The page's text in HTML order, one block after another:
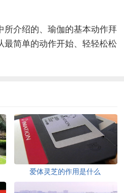
所介绍的、瑜伽的基本动作拜
最简单的动作开始、轻轻松松
爱体灵芝的作用是什么